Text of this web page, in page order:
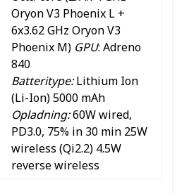
Oryon V3 Phoenix L +
6x3.62 GHz Oryon V3
Phoenix M) GPU: Adreno
840
Batteritype:Lithium Ion
(Li-Ion) 5000 mAh
Opladning:60W wired,
PD3.0, 75% in 30 min 25W
wireless (Qi2.2) 4.5W
reverse wireless